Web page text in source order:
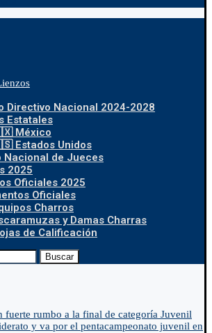
Directivo Nacional 2024-2028
Estatales
México
Estados Unidos
Nacional de Jueces
2025
Oficiales 2025
Oficiales
Charros
y Damas Charras
de Calificación
Buscar
fuerte rumbo a la final de categoría Juvenil
y va por el pentacampeonato juvenil en